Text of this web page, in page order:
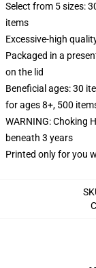
Select from 5 sizes:
items
Excessive-high
Packaged in a
on the lid
Beneficial ages: 30
for ages 8+, 500
WARNING: Choking
beneath 3 years
Printed only for you